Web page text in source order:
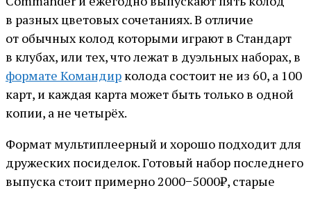
в разных цветовых сочетаниях. В отличие
от обычных колод которыми играют в Стандарт
в клубах, или тех, что лежат в дуэльных наборах, в
формате Командирколода состоит не из 60, а 100
карт, и каждая карта может быть только в одной
копии, а не четырёх.
Формат мультиплеерный и хорошо подходит для
дружеских посиделок. Готовый набор последнего
выпуска стоит примерно 2000−5000₽, старые